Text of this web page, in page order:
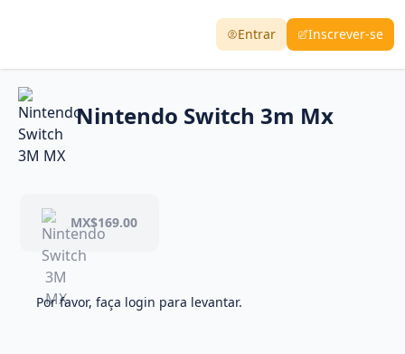
Entrar Inscrever-se
Nintendo Switch 3m Mx
MX$169.00
Por favor, faça login para levantar.